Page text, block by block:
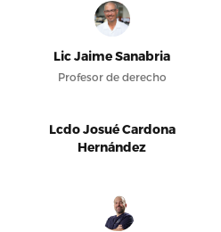
Lic Jaime Sanabria
Profesor de derecho
Lcdo Josué Cardona
Hernández